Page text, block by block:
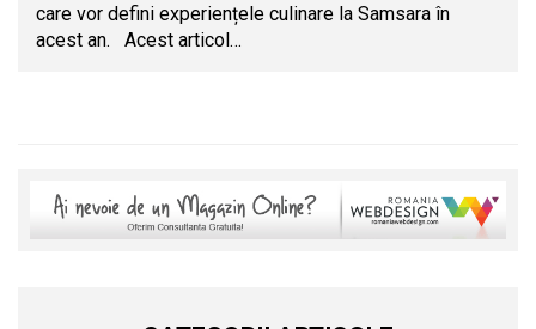
care vor defini experiențele culinare la Samsara în
acest an. Acest articol…